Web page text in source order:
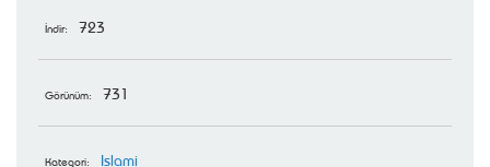
İndir: 723
Görünüm: 731
Kategori: Islami